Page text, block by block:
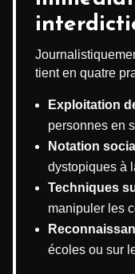
tient en quatre
Exploitation
personnes en
Notation
dystopiques à
Techniques
manipuler les
écoles ou sur